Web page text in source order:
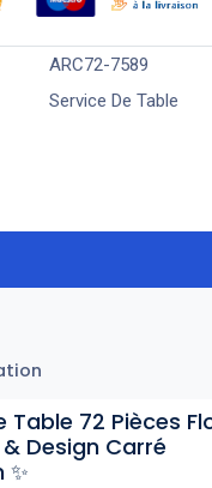
ARC72-7589
Service De Table
Table 72 Pièces
Design Carré